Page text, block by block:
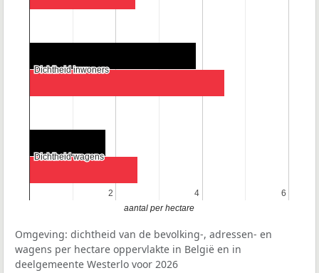
2
2 4
4 6
6
Dichtheid inwoners
Dichtheid inwoners
Dichtheid wagens
Dichtheid wagens
aantal per hectare
Omgeving: dichtheid van de bevolking-, adressen- en
wagens per hectare oppervlakte in België en in
deelgemeente Westerlo voor 2026